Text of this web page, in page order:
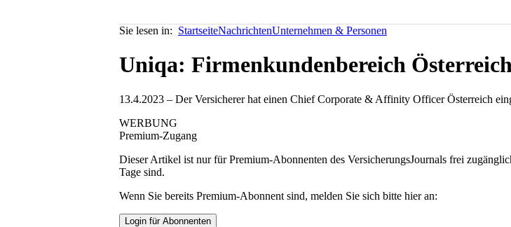
Sie lesen in: StartseiteNachrichtenUnternehmen & Personen
Uniqa: Firmenkundenbereich
13.4.2023 – Der Versicherer hat einen Chief Corporate & Affinity Officer Österreich
WERBUNG
Premium-Zugang
Dieser Artikel ist nur für Premium-Abonnenten des VersicherungsJournals frei
Tage sind.
Wenn Sie bereits Premium-Abonnent sind, melden Sie sich bitte hier an: